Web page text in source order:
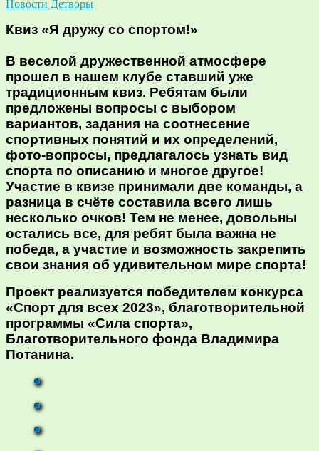
Новости Детворы
Квиз «Я дружу со спортом!»
В веселой дружественной атмосфере
прошел в нашем клубе ставший уже
традиционным квиз. Ребятам были
предложены вопросы с выбором
вариантов, задания на соотнесение
спортивных понятий и их определений,
фото-вопросы, предлагалось узнать вид
спорта по описанию и многое другое!
Участие в квизе принимали две команды, а
разница в счёте составила всего лишь
несколько очков! Тем не менее, довольны
остались все, для ребят была важна не
победа, а участие и возможность закрепить
свои знания об удивительном мире спорта!
Проект реализуется победителем конкурса
«Спорт для всех 2023», благотворительной
программы «Сила спорта»,
Благотворительного фонда Владимира
Потанина.